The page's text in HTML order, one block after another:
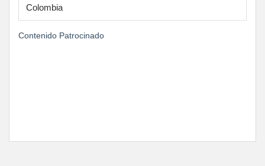
Colombia
Contenido Patrocinado